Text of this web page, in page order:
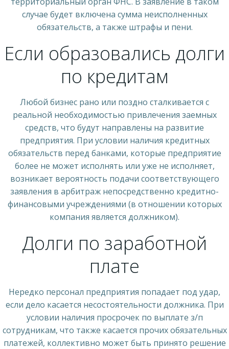
случае будет включена сумма неисполненных
обязательств, а также штрафы и пени.
Если образовались долги
по кредитам
Любой бизнес рано или поздно сталкивается с
реальной необходимостью привлечения заемных
средств, что будут направлены на развитие
предприятия. При условии наличия кредитных
обязательств перед банками, которые предприятие
более не может исполнять или уже не исполняет,
возникает вероятность подачи соответствующего
заявления в арбитраж непосредственно кредитно-
финансовыми учреждениями (в отношении которых
компания является должником).
Долги по заработной
плате
Нередко персонал предприятия попадает под удар,
если дело касается несостоятельности должника. При
условии наличия просрочек по выплате з/п
сотрудникам, что также касается прочих обязательных
платежей, коллективно может быть принято решение